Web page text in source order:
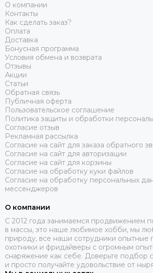
О компании
Контакты
Как сделать заказ?
Оплата
Доставка
Бонусная программа
Условия обмена и возврата
Отзывы
Акции
Статьи
Обратная связь
Публичная оферта
Пользовательское соглашение
Политика защиты и обработки
Согласие отзыв
Рекламная рассылка
Согласие на сайт для заказа обратного
Согласие на сайт для авторизации
Согласие на сайт для корзины
Согласие на обработку куки файлов
Согласие на обработку персональных
мессенджеров
О компании
C 2012 года занимаемся продвижением
в массы, это наше любимое хобби, мы
природу, все наши сотрудники опытные
охотники и фридайверы с огромным
снаряжение как себе. Доверьте подбор
и просто получайте удовольствие от